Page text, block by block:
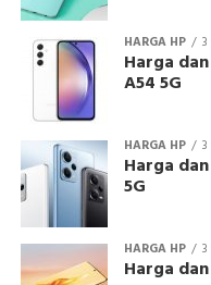
HARGA HP
Harga
A54 5G
HARGA HP
Harga
5G
HARGA HP
Harga